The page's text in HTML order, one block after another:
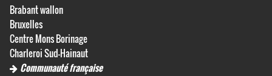
Brabant wallon
Bruxelles
Centre Mons Borinage
Charleroi Sud-Hainaut
Communauté française